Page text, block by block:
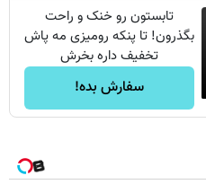
تابستون رو خنک و راحت
بگذرون! تا پنکه رومیزی مه پاش
تخفیف داره بخرش
سفارش بده!